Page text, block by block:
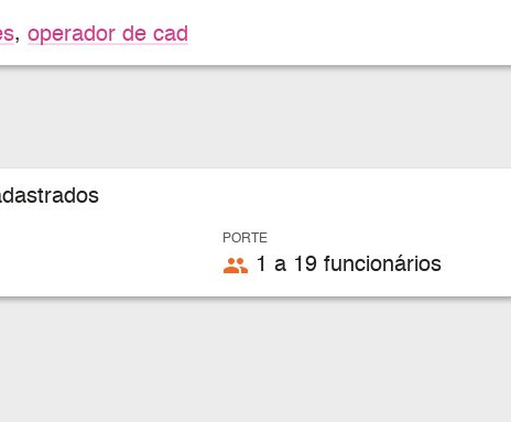
, operador de cad
PORTE
people 1 a 19 funcionários